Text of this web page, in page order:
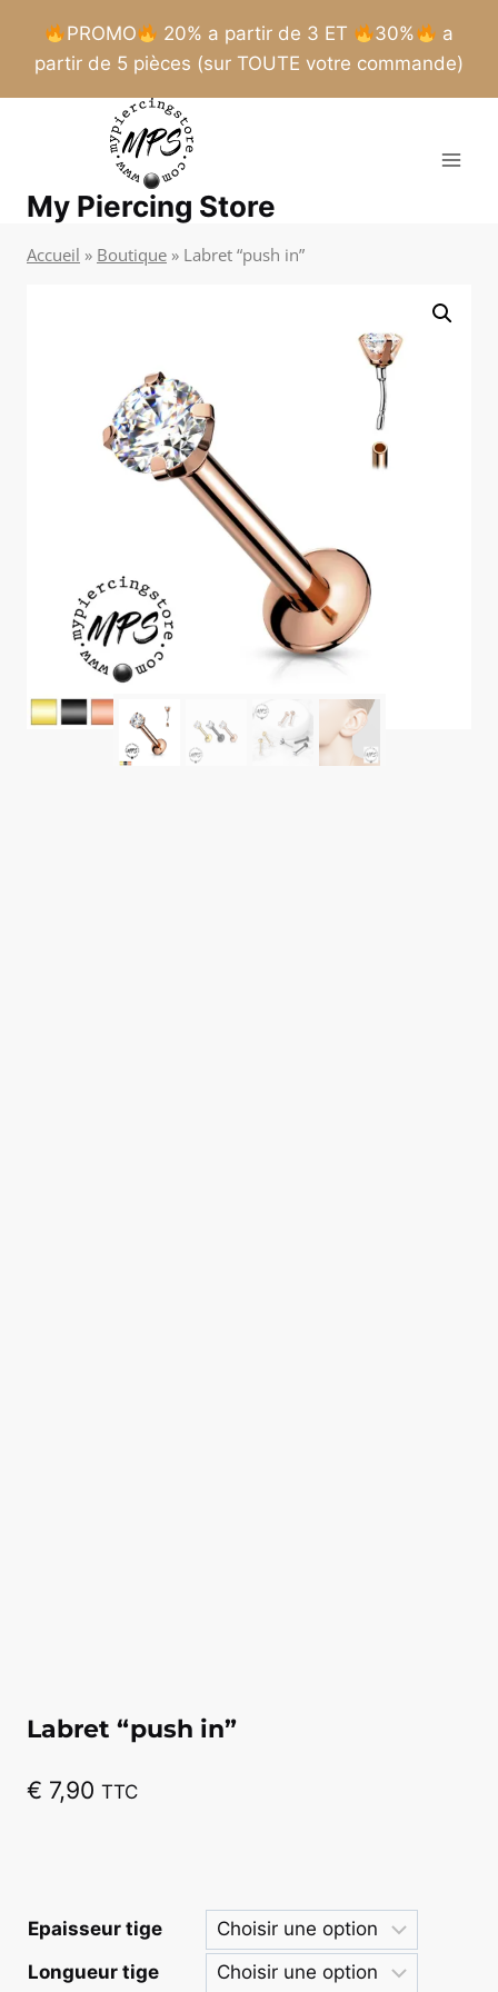
PROMO 20% a partir de 3 ET 30%
a
partir de 5 pièces (sur TOUTE votre commande)
My Piercing Store
Accueil » Boutique » Labret “push in”
Labret “push in”
€ 7,90 TTC
Epaisseur tige
Longueur tige